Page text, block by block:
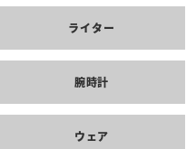
ライター
腕時計
ウェア